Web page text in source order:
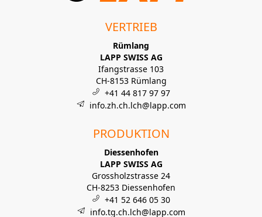
VERTRIEB
Rümlang
LAPP SWISS AG
Ifangstrasse 103
CH-8153 Rümlang
+41 44 817 97 97
info.zh.ch.lch@lapp.com
PRODUKTION
Diessenhofen
LAPP SWISS AG
Grossholzstrasse 24
CH-8253 Diessenhofen
+41 52 646 05 30
info.tg.ch.lch@lapp.com